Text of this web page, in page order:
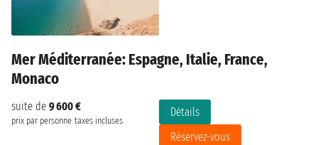
Mer Méditerranée: Espagne, Italie, France,
Monaco
suite de 9 600 €
prix par personne taxes incluses
Détails
Réservez-vous